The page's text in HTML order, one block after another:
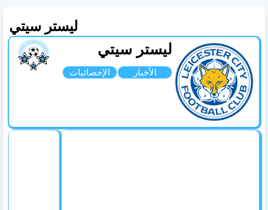
ليستر سيتي
ليستر سيتي
الأخبار الإحصائيات